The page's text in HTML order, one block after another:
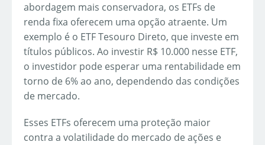
abordagem mais conservadora, os ETFs de
renda fixa oferecem uma opção atraente. Um
exemplo é o ETF Tesouro Direto, que investe em
títulos públicos. Ao investir R$ 10.000 nesse ETF,
o investidor pode esperar uma rentabilidade em
torno de 6% ao ano, dependendo das condições
de mercado.
Esses ETFs oferecem uma proteção maior
contra a volatilidade do mercado de ações e